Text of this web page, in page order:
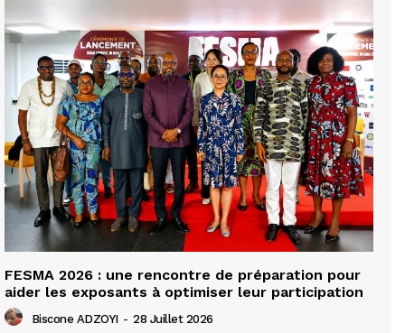
FESMA 2026 : une rencontre de préparation pour
aider les exposants à optimiser leur participation
Biscone ADZOYI - 28 Juillet 2026